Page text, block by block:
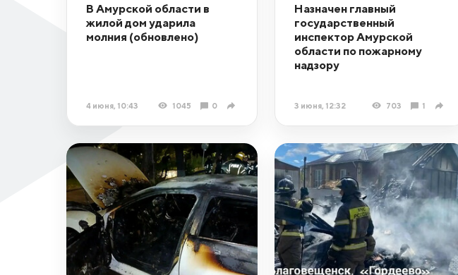
В Амурской области в
жилой дом ударила
молния (обновлено)
4 июня, 10:43 1045 0
Назначен главный
государственный
инспектор Амурской
области по пожарному
надзору
3 июня, 12:32 703 1